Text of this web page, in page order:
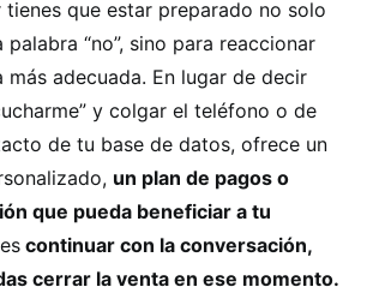
que estar preparado no solo
palabra “no”, sino para reaccionar
más adecuada. En lugar de decir
y colgar el teléfono o de
de tu base de datos, ofrece un
un plan de pagos o
que pueda beneficiar a tu
continuar con la conversación,
cerrar la venta en ese momento.